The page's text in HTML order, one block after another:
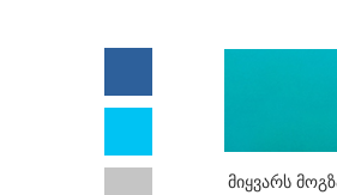
მიყვარს